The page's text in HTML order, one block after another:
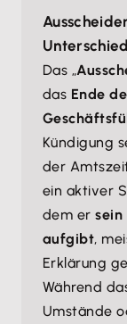
Das „
das Ende
Kündigung
der
ein aktiver
dem er
aufgibt,
Erklärung
Während
Umstände